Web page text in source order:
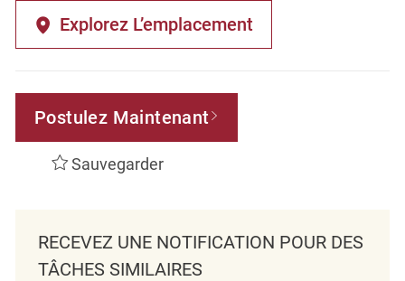
Explorez L’emplacement
Postulez Maintenant
Sauvegarder
RECEVEZ UNE NOTIFICATION POUR DES
TÂCHES SIMILAIRES